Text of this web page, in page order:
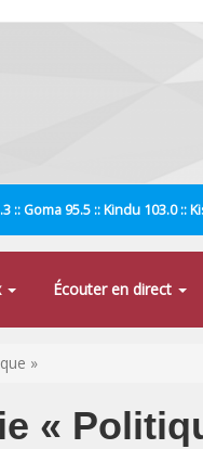
:: Goma 95.5 :: Kindu 103.0
Écouter en direct
»
«